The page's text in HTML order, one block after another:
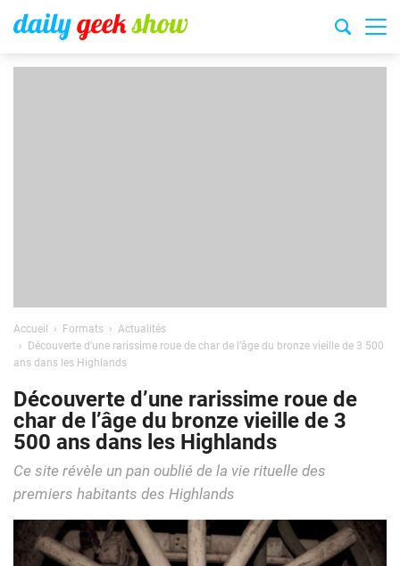
Accueil Formats
Actualités
Découverte d’une rarissime roue de char de l’âge du bronze vieille de 3 500
ans dans les Highlands
Découverte d’une rarissime roue de
char de l’âge du bronze vieille de 3
500 ans dans les Highlands
Ce site révèle un pan oublié de la vie rituelle des
premiers habitants des Highlands